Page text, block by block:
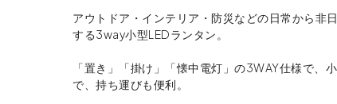
アウトドア・インテリア・防災などの日常から非
する3way小型LEDランタン。
「置き」「掛け」「懐中電灯」の3WAY仕様で、
で、持ち運びも便利。